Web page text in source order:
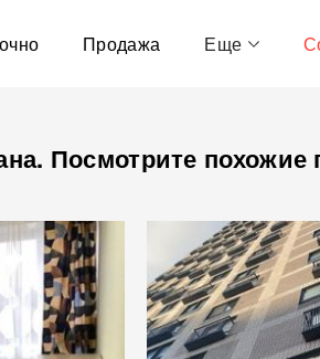
Продажа Еще
Посмотрите